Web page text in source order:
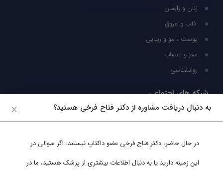
زنان و زایمان
قلب و عروق
پوست ، مو و زیبایی
مغز و اعصاب
روانشناسی
شبکه های اجتماعی
ما را در شبکه های اجتماعی دنبال کنید
به دنبال دریافت مشاوره از دکتر فتاح فرخی هستید؟
در حال حاضر، دکتر فتاح فرخی عضو داکتاپ نیستند. اگر سوالی در
این زمینه دارید یا به دنبال اطلاعات بیشتری از پزشک هستید، ما در